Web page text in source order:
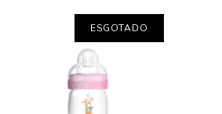
ESGOTADO